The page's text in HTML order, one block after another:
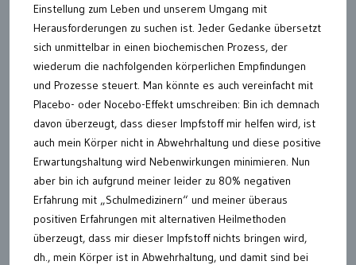
Einstellung zum Leben und unserem Umgang mit
Herausforderungen zu suchen ist. Jeder Gedanke übersetzt
sich unmittelbar in einen biochemischen Prozess, der
wiederum die nachfolgenden körperlichen Empfindungen
und Prozesse steuert. Man könnte es auch vereinfacht mit
Placebo- oder Nocebo-Effekt umschreiben: Bin ich demnach
davon überzeugt, dass dieser Impfstoff mir helfen wird, ist
auch mein Körper nicht in Abwehrhaltung und diese positive
Erwartungshaltung wird Nebenwirkungen minimieren. Nun
aber bin ich aufgrund meiner leider zu 80% negativen
Erfahrung mit „Schulmedizinern“ und meiner überaus
positiven Erfahrungen mit alternativen Heilmethoden
überzeugt, dass mir dieser Impfstoff nichts bringen wird,
dh., mein Körper ist in Abwehrhaltung, und damit sind bei